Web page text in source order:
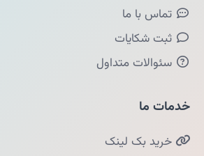
تماس با ما
ثبت شکایات
سئوالات متداول
خدمات ما
خرید بک لینک